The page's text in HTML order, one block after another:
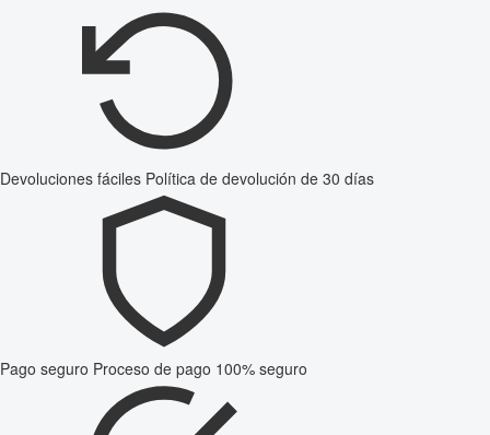
Devoluciones fáciles Política de devolución de 30 días
Pago seguro Proceso de pago 100% seguro